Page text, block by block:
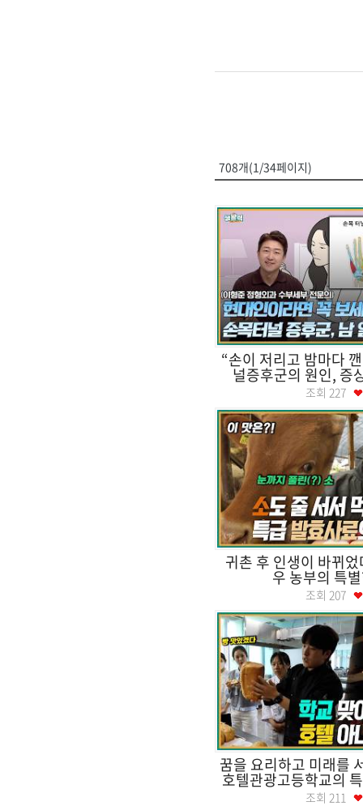
708개(1/34페이지)
“손이 저리고 밤마다
널증후군의 원인, 증
조회 227
귀촌 후 인생이 바뀌
우 농부의 특
조회 207
꿈을 요리하고 미래를
호텔관광고등학교의
조회 211